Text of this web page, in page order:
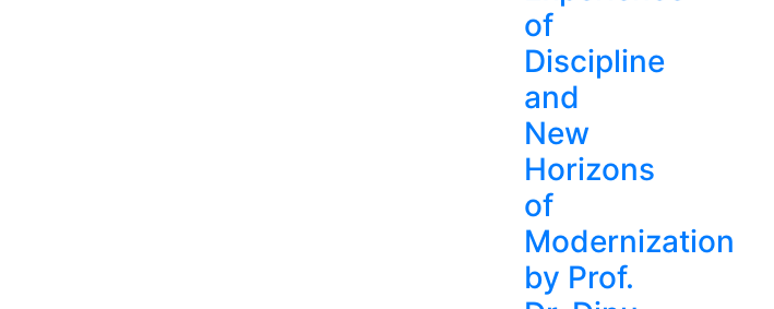
of
Discipline
and
New
Horizons
of
Modernization
by Prof.